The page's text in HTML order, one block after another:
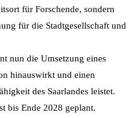
für Forschende, sondern
für die Stadtgesellschaft und
nun die Umsetzung eines
hinauswirkt und einen
des Saarlandes leistet.
bis Ende 2028 geplant.